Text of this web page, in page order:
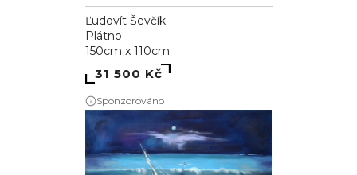
Ľudovít Ševčík
Plátno
150cm x 110cm
31 500 Kč
Sponzorováno